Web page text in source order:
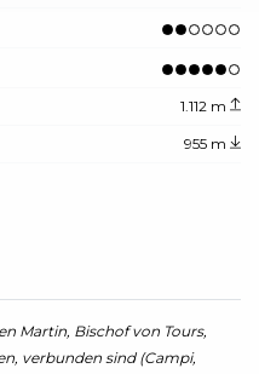
1.112 m
955 m
Martin, Bischof von Tours,
verbunden sind (Campi,